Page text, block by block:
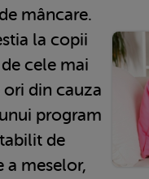
mâncare.
la copii
cele mai
din cauza
program
de
a meselor,